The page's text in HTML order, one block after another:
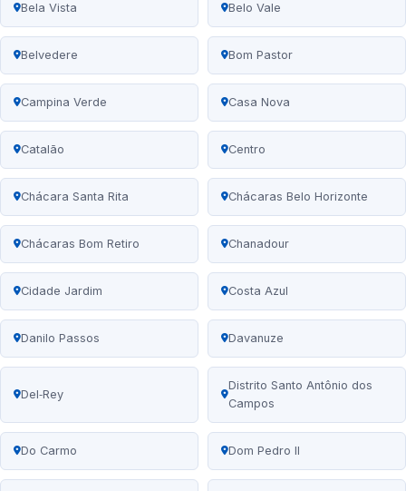
Bela Vista Belo Vale
Belvedere Bom Pastor
Campina Verde Casa Nova
Catalão Centro
Chácara Santa Rita Chácaras Belo Horizonte
Chácaras Bom Retiro Chanadour
Cidade Jardim Costa Azul
Danilo Passos Davanuze
Del‑Rey
Distrito Santo Antônio dos
Campos
Do Carmo Dom Pedro II